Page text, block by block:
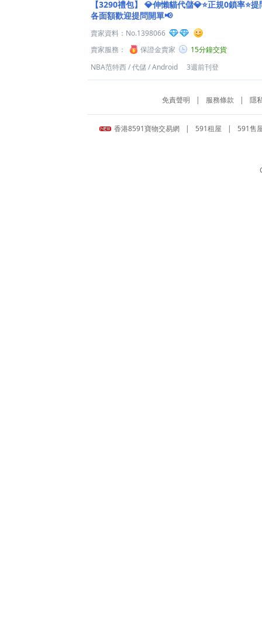
【3290禮包】
💎伸懶貓代儲💎⭐正規0鎖率⭐
各面額歡迎提問開單📢
賣家資料： No.1398066
賣家服務：
保證金賣家
15分鐘交貨
NBA范特西/代儲/Android 3週前刊登
免責聲明 | 服務條款 | 隱
香港8591寶物交易網 | 591租屋 | 591售